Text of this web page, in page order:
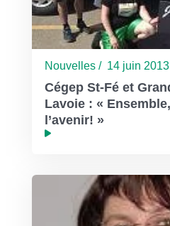
Nouvelles / 14 juin 2013
Cégep St-Fé et
Lavoie : «
l’avenir! »